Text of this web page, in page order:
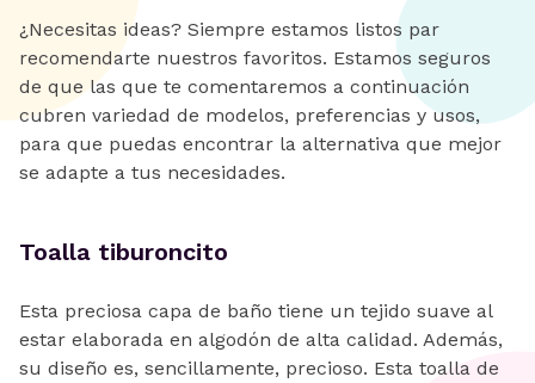
¿Necesitas ideas? Siempre estamos listos par
recomendarte nuestros favoritos. Estamos seguros
de que las que te comentaremos a continuación
cubren variedad de modelos, preferencias y usos,
para que puedas encontrar la alternativa que mejor
se adapte a tus necesidades.
Toalla tiburoncito
Esta preciosa capa de baño tiene un tejido suave al
estar elaborada en algodón de alta calidad. Además,
su diseño es, sencillamente, precioso. Esta toalla de